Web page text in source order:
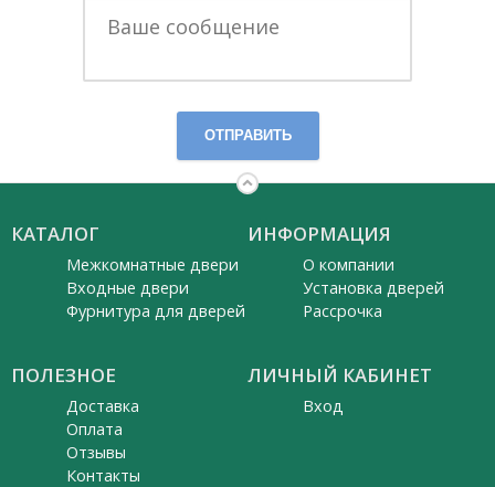
ОТПРАВИТЬ
КАТАЛОГ
Межкомнатные двери
Входные двери
Фурнитура для дверей
ПОЛЕЗНОЕ
Доставка
Оплата
Отзывы
Контакты
ИНФОРМАЦИЯ
О компании
Установка дверей
Рассрочка
ЛИЧНЫЙ КАБИНЕТ
Вход